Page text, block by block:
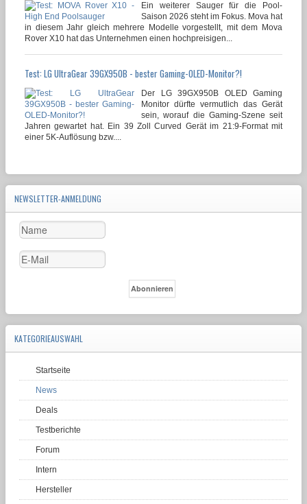
Ein weiterer Sauger für die Pool-
Saison 2026 steht im Fokus. Mova hat
in diesem Jahr gleich mehrere Modelle vorgestellt, mit dem Mova
Rover X10 hat das Unternehmen einen hochpreisigen...
Test: LG UltraGear 39GX950B - bester Gaming-OLED-Monitor?!
Der LG 39GX950B OLED Gaming
Monitor dürfte vermutlich das Gerät
sein, worauf die Gaming-Szene seit
Jahren gewartet hat. Ein 39 Zoll Curved Gerät im 21:9-Format mit
einer 5K-Auflösung bzw....
NEWSLETTER-ANMELDUNG
KATEGORIEAUSWAHL
Startseite
News
Deals
Testberichte
Forum
Intern
Hersteller